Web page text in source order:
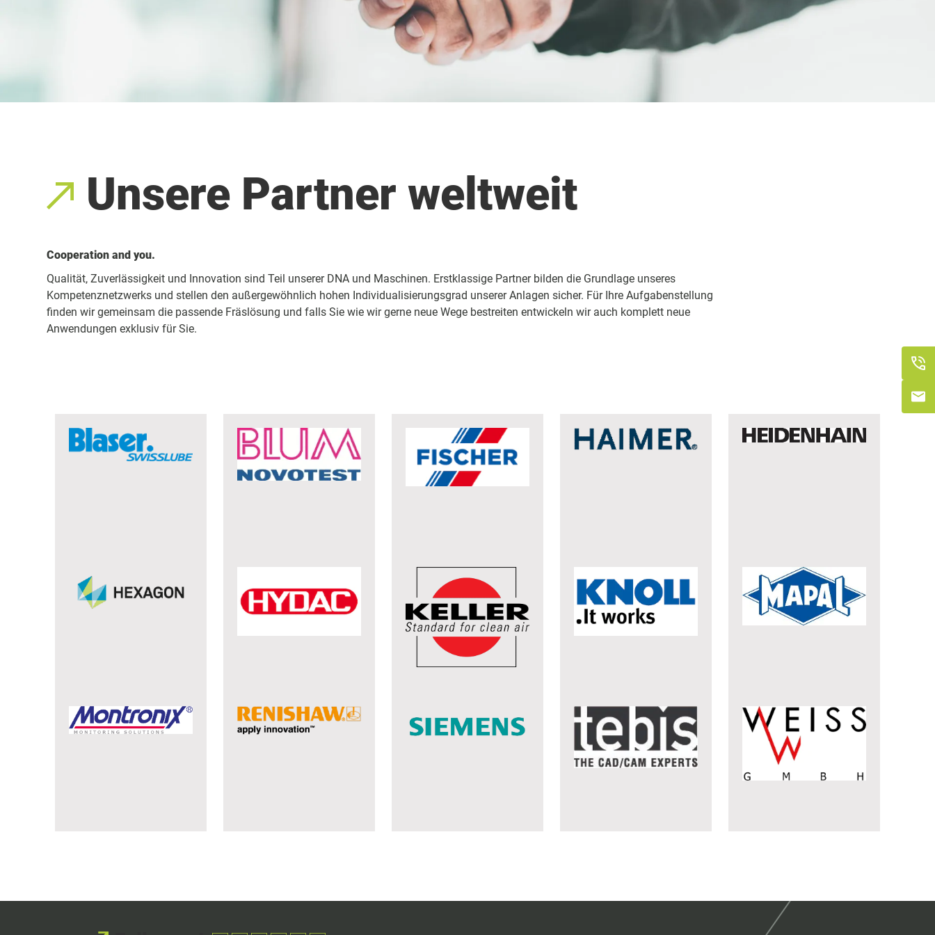
Unsere Partner weltweit
Cooperation and you.
Qualität, Zuverlässigkeit und Innovation sind Teil unserer DNA und Maschinen. Erstklassige Partner bilden die Grundlage unseres
Kompetenznetzwerks und stellen den außergewöhnlich hohen Individualisierungsgrad unserer Anlagen sicher. Für Ihre Aufgabenstellung
finden wir gemeinsam die passende Fräslösung und falls Sie wie wir gerne neue Wege bestreiten entwickeln wir auch komplett neue
Anwendungen exklusiv für Sie.